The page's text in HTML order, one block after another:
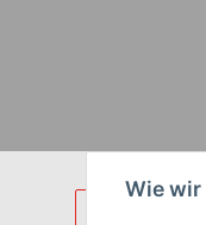
Wie wir